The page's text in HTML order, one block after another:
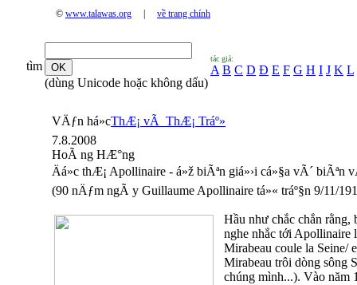
© www.talawas.org về trang chính
tìm
(dùng Unicode hoặc không dấu)
tác giả:
A B C D Đ E F G H I J K L
VÄƒn há»cThÆ¡ vÃ ThÆ¡ Tráº»
7.8.2008
HoÃ ng HÆ°ng
Äá»c thÆ¡ Apollinaire - á»ž biÃªn giá»›i cá»§a vÃ´
(90 nÄƒm ngÃ y Guillaume Apollinaire tá»« tráº§n 9/11/
Hầu như chắc chắn rằng,
nghe nhắc tới Apollinaire
Mirabeau coule la Seine/
Mirabeau trôi dòng sông
chúng mình...). Vào năm